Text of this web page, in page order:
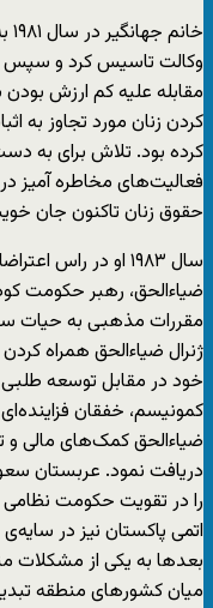
وکالت تاسیس کرد و سپس
مقابله علیه کم ‌ارزش
‌کردن زنان مورد تجاوز به
کرده بود. تلاش برای به
فعالیت‌های مخاطره آمیز
حقوق زنان تاکنون جان
سال ۱۹۸۳ او در
ضیاءالحق، رهبر حکومت
مقررات مذهبی به حیات
ژنرال ضیاءالحق همراه
خود در مقابل توسعه طلبی
کمونیسم، خفقان
ضیاءالحق کمک‌های مالی و
دریافت نمود. عربستان
را در تقویت حکومت نظامی
اتمی پاکستان نیز در
بعدها به یکی از مشکلات
میان کشورهای منطقه